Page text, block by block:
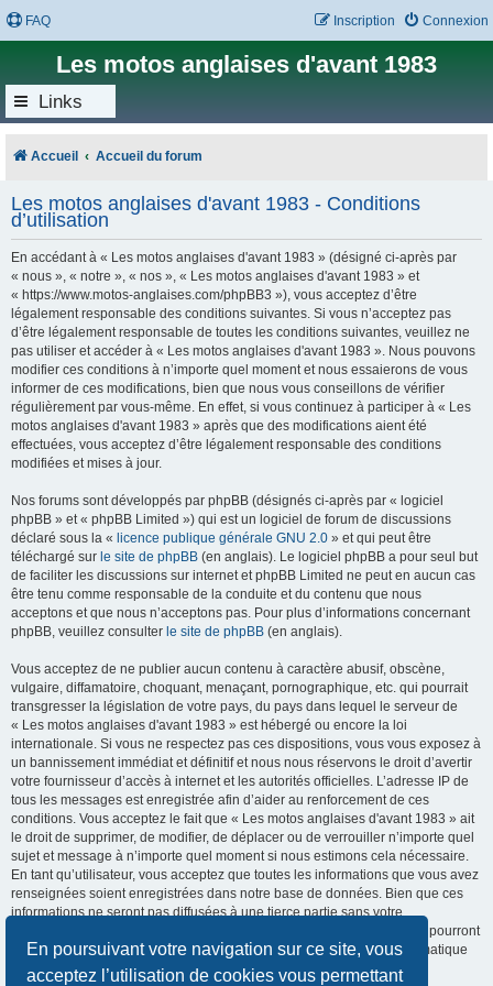
En poursuivant votre navigation sur ce site, vous
acceptez l’utilisation de cookies vous permettant
FAQ Connexion
Inscription
Les motos anglaises d'avant 1983
Links
Accueil Accueil du forum
Les motos anglaises d'avant 1983 - Conditions
d’utilisation
En accédant à « Les motos anglaises d'avant 1983 » (désigné ci-après par
« nous », « notre », « nos », « Les motos anglaises d'avant 1983 » et
« https://www.motos-anglaises.com/phpBB3 »), vous acceptez d’être
légalement responsable des conditions suivantes. Si vous n’acceptez pas
d’être légalement responsable de toutes les conditions suivantes, veuillez ne
pas utiliser et accéder à « Les motos anglaises d'avant 1983 ». Nous pouvons
modifier ces conditions à n’importe quel moment et nous essaierons de vous
informer de ces modifications, bien que nous vous conseillons de vérifier
régulièrement par vous-même. En effet, si vous continuez à participer à « Les
motos anglaises d'avant 1983 » après que des modifications aient été
effectuées, vous acceptez d’être légalement responsable des conditions
modifiées et mises à jour.
Nos forums sont développés par phpBB (désignés ci-après par « logiciel
phpBB » et « phpBB Limited ») qui est un logiciel de forum de discussions
déclaré sous la « licence publique générale GNU 2.0 » et qui peut être
téléchargé sur le site de phpBB (en anglais). Le logiciel phpBB a pour seul but
de faciliter les discussions sur internet et phpBB Limited ne peut en aucun cas
être tenu comme responsable de la conduite et du contenu que nous
acceptons et que nous n’acceptons pas. Pour plus d’informations concernant
phpBB, veuillez consulter le site de phpBB (en anglais).
Vous acceptez de ne publier aucun contenu à caractère abusif, obscène,
vulgaire, diffamatoire, choquant, menaçant, pornographique, etc. qui pourrait
transgresser la législation de votre pays, du pays dans lequel le serveur de
« Les motos anglaises d'avant 1983 » est hébergé ou encore la loi
internationale. Si vous ne respectez pas ces dispositions, vous vous exposez à
un bannissement immédiat et définitif et nous nous réservons le droit d’avertir
votre fournisseur d’accès à internet et les autorités officielles. L’adresse IP de
tous les messages est enregistrée afin d’aider au renforcement de ces
conditions. Vous acceptez le fait que « Les motos anglaises d'avant 1983 » ait
le droit de supprimer, de modifier, de déplacer ou de verrouiller n’importe quel
sujet et message à n’importe quel moment si nous estimons cela nécessaire.
En tant qu’utilisateur, vous acceptez que toutes les informations que vous avez
renseignées soient enregistrées dans notre base de données. Bien que ces
informations ne seront pas diffusées à une tierce partie sans votre
consentement, ni « Les motos anglaises d'avant 1983 », ni phpBB, ne pourront
être tenus comme responsables en cas de tentative de piratage informatique
visant à compromettre vos données.